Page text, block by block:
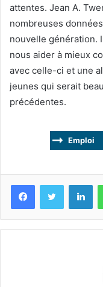
attentes. Jean A.
nombreuses
nouvelle génération.
nous aider à mieux
avec celle-ci et une
jeunes qui serait
précédentes.
Emploi
FacebookTwitter